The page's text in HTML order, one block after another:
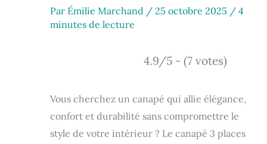
Par Émilie Marchand / 25 octobre 2025 / 4
minutes de lecture
4.9/5 - (7 votes)
Vous cherchez un canapé qui allie élégance,
confort et durabilité sans compromettre le
style de votre intérieur ? Le canapé 3 places